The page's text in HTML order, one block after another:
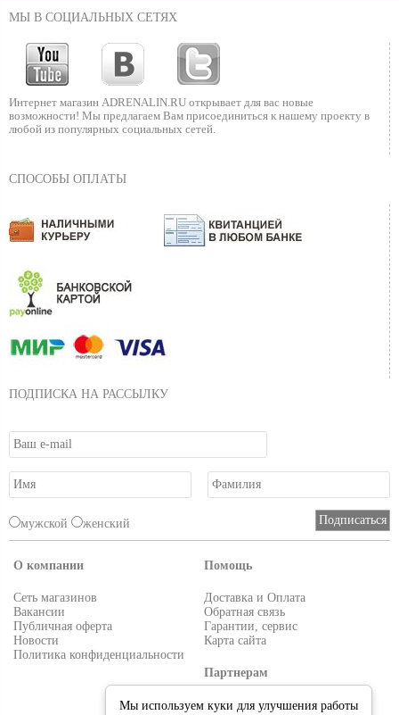
МЫ В СОЦИАЛЬНЫХ СЕТЯХ
Интернет магазин ADRENALIN.RU открывает для вас новые
возможности! Мы предлагаем Вам присоединиться к нашему проекту в
любой из популярных социальных сетей.
СПОСОБЫ ОПЛАТЫ
ПОДПИСКА НА РАССЫЛКУ
мужской женский
О компании
Сеть магазинов
Вакансии
Публичная оферта
Новости
Политика конфиденциальности
Помощь
Доставка и Оплата
Обратная связь
Гарантии, сервис
Карта сайта
Партнерам
Условия работы
Мы используем куки для улучшения работы